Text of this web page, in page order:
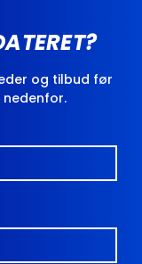
og tilbud før
nedenfor.